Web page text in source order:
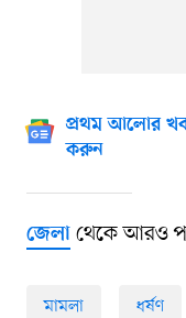
প্রথম আলোর
করুন
জেলাথেকে আরও
মামলা ধর্ষণ